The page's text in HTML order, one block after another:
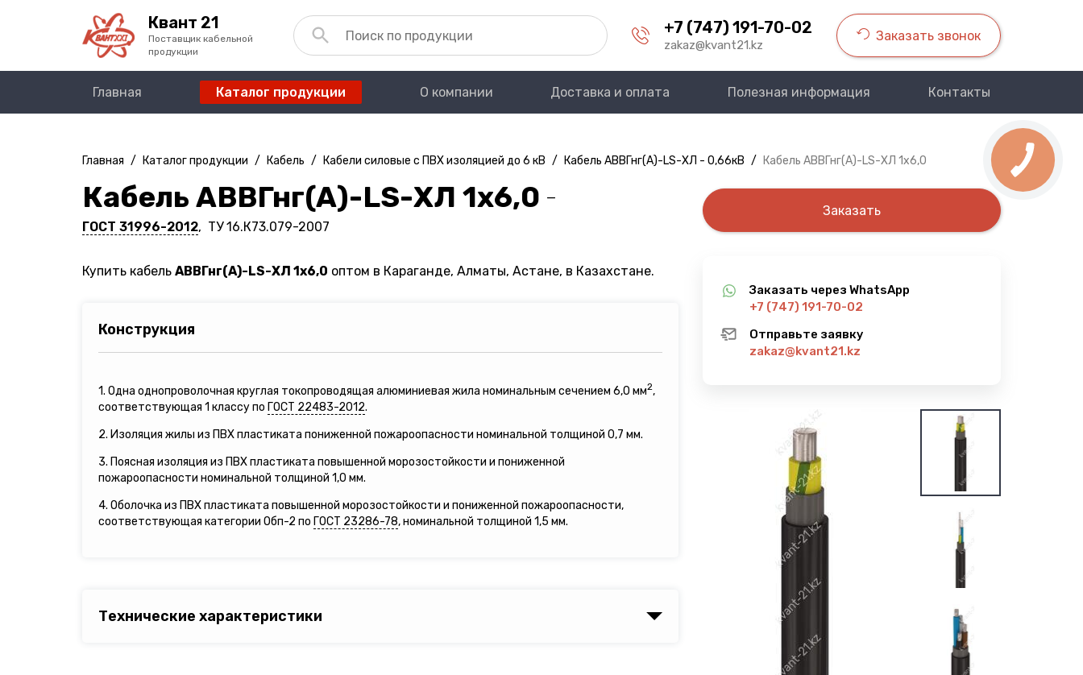
Квант 21
Поставщик кабельной
продукции
+7 (747) 191-70-02
zakaz@kvant21.kz
Заказать звонок
Главная Каталог продукции О компании Доставка и оплата Полезная информация Контакты
Главная / Каталог продукции / Кабель / Кабели силовые с ПВХ изоляцией до 6 кВ / Кабель АВВГнг(A)-LS-ХЛ - 0,66кВ / Кабель АВВГнг(A)-LS-ХЛ 1х6,0
Кабель АВВГнг(A)-LS-ХЛ 1х6,0 —
ГОСТ 31996-2012, ТУ 16.К73.079-2007
Купить кабель АВВГнг(A)-LS-ХЛ 1х6,0 оптом в Караганде, Алматы, Астане, в Казахстане.
Конструкция
1. Одна однопроволочная круглая токопроводящая алюминиевая жила номинальным сечением 6,0 мм2,
соответствующая 1 классу по ГОСТ 22483-2012.
2. Изоляция жилы из ПВХ пластиката пониженной пожароопасности номинальной толщиной 0,7 мм.
3. Поясная изоляция из ПВХ пластиката повышенной морозостойкости и пониженной
пожароопасности номинальной толщиной 1,0 мм.
4. Оболочка из ПВХ пластиката повышенной морозостойкости и пониженной пожароопасности,
соответствующая категории Обп-2 по ГОСТ 23286-78, номинальной толщиной 1,5 мм.
Технические характеристики
Заказать
Заказать через WhatsApp
+7 (747) 191-70-02
Отправьте заявку
zakaz@kvant21.kz